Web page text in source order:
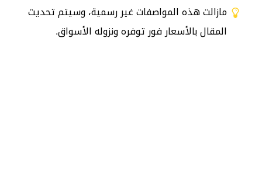
مازالت هذه المواصفات غير رسمية، وسيتم تحديث
المقال بالأسعار فور توفره ونزوله الأسواق.